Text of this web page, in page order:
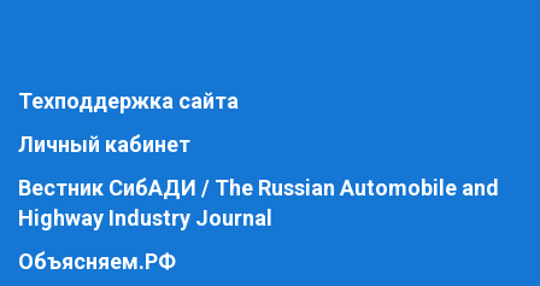
Техподдержка сайта
Личный кабинет
Вестник СибАДИ / The Russian Automobile and
Highway Industry Journal
Объясняем.РФ